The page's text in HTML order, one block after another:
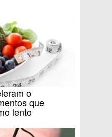
o
que
lento